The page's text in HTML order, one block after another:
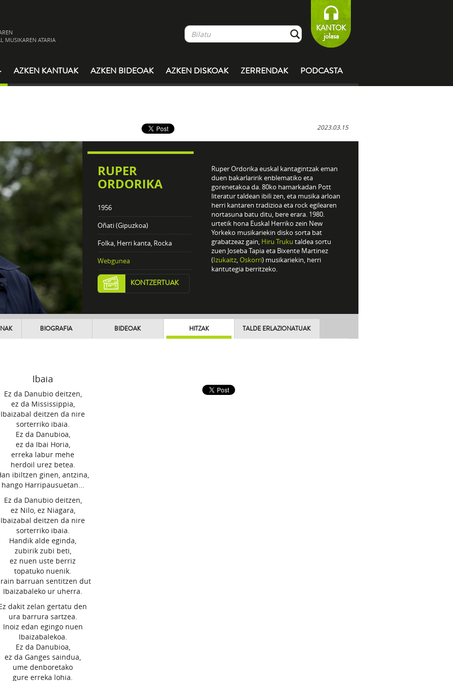
MUSIKAREN ATARIA
KANTOK
jolasa
AZKEN KANTUAK AZKEN BIDEOAK AZKEN DISKOAK ZERRENDAK PODCASTA
2023.03.15
RUPER
ORDORIKA
1956
Oñati (Gipuzkoa)
Folka, Herri kanta, Rocka
Webgunea
KONTZERTUAK
Ruper Ordorika euskal kantagintzak eman
duen bakarlaririk enblematiko eta
gorenetakoa da. 80ko hamarkadan Pott
literatur taldean ibili zen, eta musika arloan
herri kantaren tradizioa eta rock egilearen
nortasuna batu ditu, bere erara. 1980.
urtetik hona Euskal Herriko zein New
Yorkeko musikariekin disko sorta bat
grabatzeaz gain, Hiru Truku taldea sortu
zuen Joseba Tapia eta Bixente Martinez
(Izukaitz,Oskorri) musikariekin, herri
kantutegia berritzeko.
BIOGRAFIA BIDEOAK HITZAK TALDE ERLAZIONATUAK
Ibaia
Ez da Danubio deitzen,
ez da Mississippia,
Ibaizabal deitzen da nire
sorterriko ibaia.
Ez da Danubioa,
ez da Ibai Horia,
erreka labur mehe
herdoil urez betea.
ibiltzen ginen, antzina,
hango Harripausuetan...
Ez da Danubio deitzen,
ez Nilo, ez Niagara,
Ibaizabal deitzen da nire
sorterriko ibaia.
Handik alde eginda,
zubirik zubi beti,
ez nuen uste berriz
topatuko nuenik.
barruan sentitzen dut
Ibaizabaleko ur uherra.
dakit zelan gertatu den
ura barrura sartzea.
Inoiz edan egingo nuen
Ibaizabalekoa.
Ez da Danubioa,
ez da Ganges saindua,
ume denboretako
gure erreka lohia.